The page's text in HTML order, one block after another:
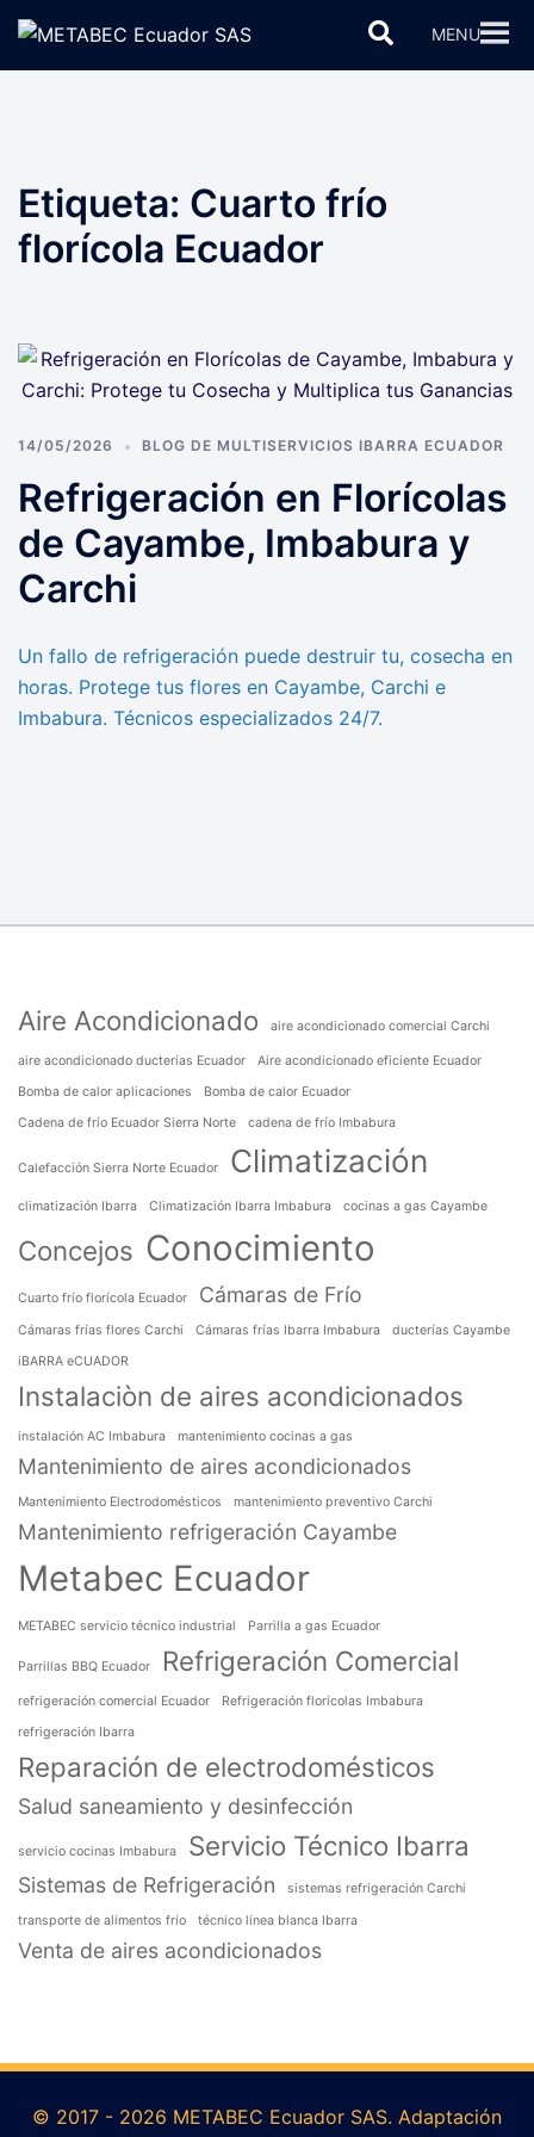
Saltar
contenido
Buscar MENU
Etiqueta: Cuarto frío
florícola Ecuador
14/05/2026 BLOG DE MULTISERVICIOS IBARRA ECUADOR
Refrigeración en Florícolas
de Cayambe, Imbabura y
Carchi
Un fallo de refrigeración puede destruir tu, cosecha en
horas. Protege tus flores en Cayambe, Carchi e
Imbabura. Técnicos especializados 24/7.
Aire Acondicionado aire acondicionado comercial Carchi
aire acondicionado ducterías Ecuador
Aire acondicionado eficiente Ecuador
Bomba de calor aplicaciones
Bomba de calor Ecuador
Cadena de frío Ecuador Sierra Norte
cadena de frío Imbabura
Calefacción Sierra Norte Ecuador Climatización
climatización Ibarra Climatización Ibarra Imbabura cocinas a gas Cayambe
Concejos Conocimiento
Cuarto frío florícola Ecuador Cámaras de Frío
Cámaras frías flores Carchi Cámaras frías Ibarra Imbabura
ducterías Cayambe
iBARRA eCUADOR
Instalaciòn de aires acondicionados
instalación AC Imbabura mantenimiento cocinas a gas
Mantenimiento de aires acondicionados
Mantenimiento Electrodomésticos mantenimiento preventivo Carchi
Mantenimiento refrigeración Cayambe
Metabec Ecuador
METABEC servicio técnico industrial Parrilla a gas Ecuador
Parrillas BBQ Ecuador Refrigeración Comercial
refrigeración comercial Ecuador
Refrigeración florícolas Imbabura
refrigeración Ibarra
Reparación de electrodomésticos
Salud saneamiento y desinfección
servicio cocinas Imbabura Servicio Técnico Ibarra
Sistemas de Refrigeración sistemas refrigeración Carchi
transporte de alimentos frío técnico línea blanca Ibarra
Venta de aires acondicionados
© 2017 - 2026 METABEC Ecuador SAS. Adaptación